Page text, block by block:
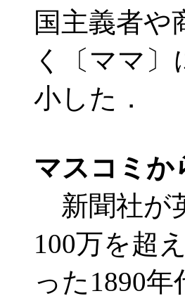
国主義者や
く〔ママ
小した．
マスコミか
新聞社が
100万を超
った1890